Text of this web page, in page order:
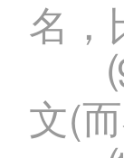
名，
文(